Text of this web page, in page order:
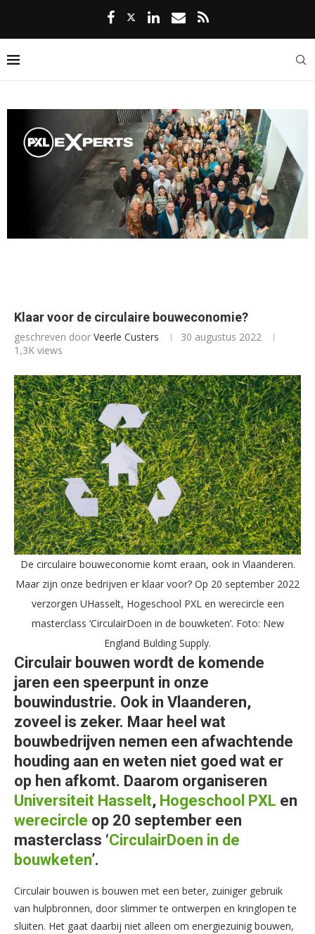
Klaar voor de circulaire bouweconomie?
geschreven door Veerle Custers
30 augustus 2022
1,3K views
De circulaire bouweconomie komt eraan, ook in Vlaanderen.
Maar zijn onze bedrijven er klaar voor? Op 20 september 2022
verzorgen UHasselt, Hogeschool PXL en werecircle een
masterclass ‘CirculairDoen in de bouwketen’. Foto: New
England Bulding Supply.
Circulair bouwen wordt de komende
jaren een speerpunt in onze
bouwindustrie. Ook in Vlaanderen,
zoveel is zeker. Maar heel wat
bouwbedrijven nemen een afwachtende
houding aan en weten niet goed wat er
op hen afkomt. Daarom organiseren
Universiteit Hasselt, Hogeschool PXL en
werecircle op 20 september een
masterclass ‘CirculairDoen in de
bouwketen’.
Circulair bouwen is bouwen met een beter, zuiniger gebruik
van hulpbronnen, door slimmer te ontwerpen en kringlopen te
sluiten. Het gaat daarbij niet alleen om energiezuinig bouwen,